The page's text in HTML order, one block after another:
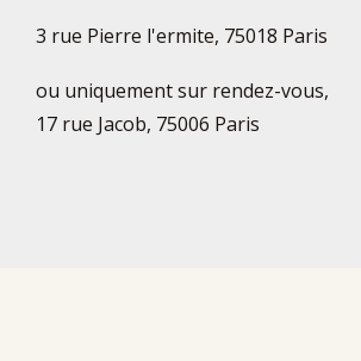
3 rue Pierre l'ermite, 75018 Paris
ou uniquement sur rendez-vous,
17 rue Jacob, 75006 Paris